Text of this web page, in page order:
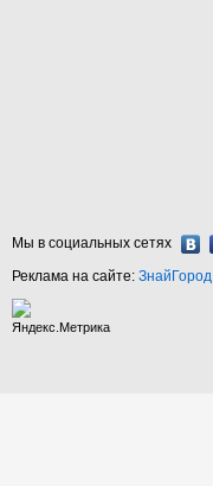
Мы в социальных сетях
Реклама на сайте: ЗнайГород